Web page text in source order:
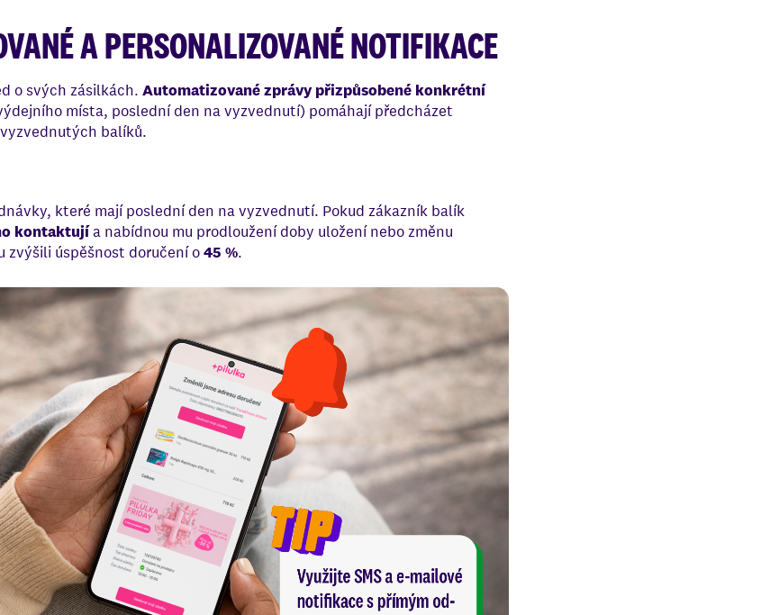
A PERSONALIZOVANÉ NOTIFIKACE
o svých zásilkách. Automatizované zprávy přizpůsobené konkrétní
místa, poslední den na vyzvednutí) pomáhají předcházet
balíků.
které mají poslední den na vyzvednutí. Pokud zákazník balík
kontaktujía nabídnou mu prodloužení doby uložení nebo změnu
zvýšili úspěšnost doručení o45 %.